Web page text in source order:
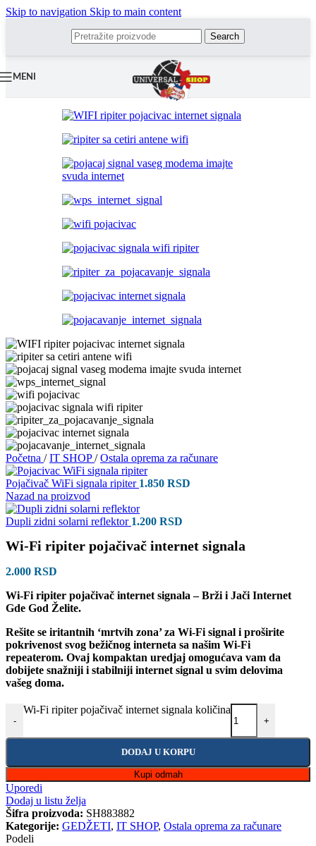
Skip to navigation Skip to main content
Search
MENI
Početna / IT SHOP/ Ostala oprema za računare
Pojačivač WiFi signala ripiter 1.850 RSD
Nazad na proizvod
Dupli zidni solarni reflektor 1.200 RSD
Wi-Fi ripiter pojačivač internet signala
2.000 RSD
Wi-Fi ripiter pojačivač internet signala – Brži i Jači Internet
Gde God Želite.
Rešite se iritantnih ‘mrtvih zona’ za Wi-Fi signal i proširite
pokrivenost svog bežičnog interneta sa našim Wi-Fi
repeaterom. Ovaj kompaktan uredjaj omogućava vam da
dobijete snažniji i stabilniji internet signal u svim delovima
vašeg doma.
-
Wi-Fi ripiter pojačivač internet signala količina
+
DODAJ U KORPU
Kupi odmah
Uporedi
Dodaj u listu želja
Šifra proizvoda: SH883882
Kategorije: GEDŽETI, IT SHOP, Ostala oprema za računare
Podeli